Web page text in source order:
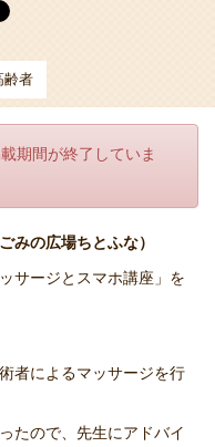
齢者
期間が終了していま
みの広場ちとふな）
サージとスマホ講座」を
者によるマッサージを行
たので、先生にアドバイ